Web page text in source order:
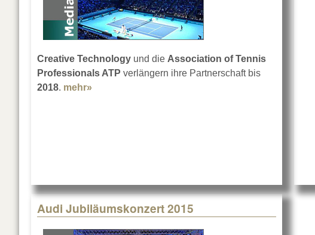
Creative Technology und die Association of Tennis
Professionals ATP verlängern ihre Partnerschaft bis
2018. mehr»
Audi Jubiläumskonzert 2015